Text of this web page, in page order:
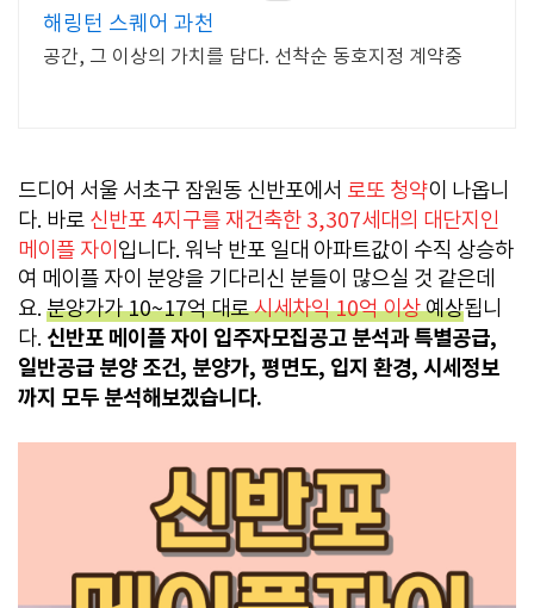
해링턴 스퀘어 과천
공간, 그 이상의 가치를 담다. 선착순 동호지정 계약중
드디어 서울 서초구 잠원동 신반포에서 로또 청약이 나옵니
다. 바로 신반포 4지구를 재건축한 3,307세대의 대단지인
메이플 자이 입니다. 워낙 반포 일대 아파트값이 수직 상승하
여 메이플 자이 분양을 기다리신 분들이 많으실 것 같은데
요. 분양가가 10~17억 대로시세차익 10억 이상예상됩니
다. 신반포 메이플 자이 입주자모집공고 분석과 특별공급,
일반공급 분양 조건, 분양가, 평면도, 입지 환경, 시세정보
까지 모두 분석해보겠습니다.